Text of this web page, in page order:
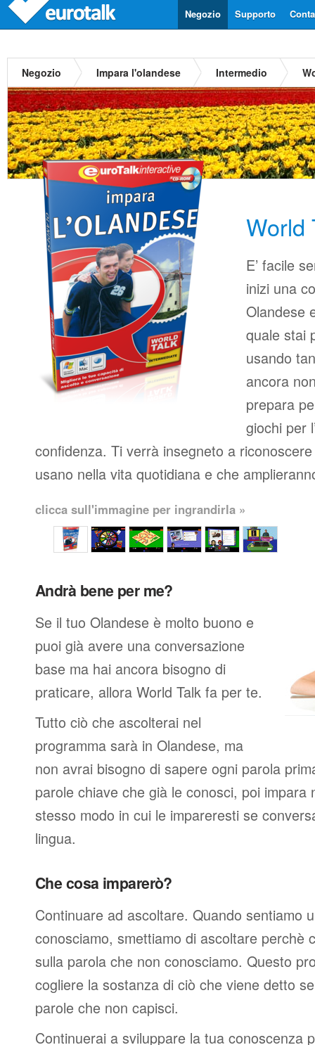
Supporto
Negozio
Negozio Impara l'olandese Intermedio
World
E’ facile
inizi una
Olandese
quale stai
usando
ancora
prepara
giochi per
confidenza. Ti verrà insegneto a
usano nella vita quotidiana e che
clicca sull'immagine per ingrandirla »
Andrà bene per me?
Se il tuo Olandese è molto buono e
puoi già avere una conversazione
base ma hai ancora bisogno di
praticare, allora World Talk fa per te.
Tutto ciò che ascolterai nel
programma sarà in Olandese, ma
non avrai bisogno di sapere ogni parola
parole chiave che già le conosci, poi impara
stesso modo in cui le impareresti se
lingua.
Che cosa imparerò?
Continuare ad ascoltare. Quando sentiamo
conosciamo, smettiamo di ascoltare perchè
sulla parola che non conosciamo. Questo
cogliere la sostanza di ciò che viene detto
parole che non capisci.
Continuerai a sviluppare la tua conoscenza